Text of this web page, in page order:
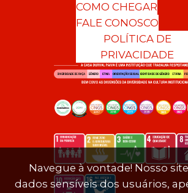
COMO CHEGAR
FALE CONOSCO
POLÍTICA DE
PRIVACIDADE
Navegue à vontade! Nosso
dados sensíveis dos usuários,